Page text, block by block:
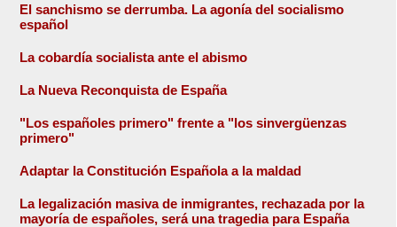
El sanchismo se derrumba. La agonía del socialismo
español
La cobardía socialista ante el abismo
La Nueva Reconquista de España
"Los españoles primero" frente a "los sinvergüenzas
primero"
Adaptar la Constitución Española a la maldad
La legalización masiva de inmigrantes, rechazada por la
mayoría de españoles, será una tragedia para España